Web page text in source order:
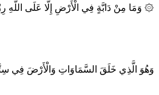
۞ وَمَا مِنْ دَابَّةٍ فِي الْأَرْضِ إِلَّا عَلَى
وَهُوَ الَّذِي خَلَقَ السَّمَاوَاتِ وَالْأَرْضَ فِي